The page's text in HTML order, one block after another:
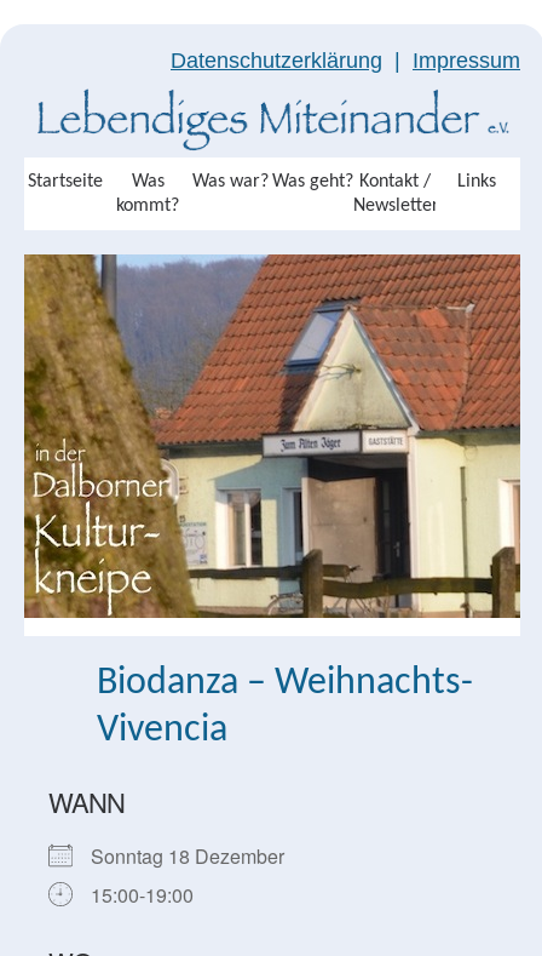
Datenschutzerklärung Impressum
Startseite
Was
kommt?
Was war? Was geht? Kontakt /
Newsletter
Links
Biodanza – Weihnachts-
Vivencia
WANN
Sonntag 18 Dezember
15:00-19:00